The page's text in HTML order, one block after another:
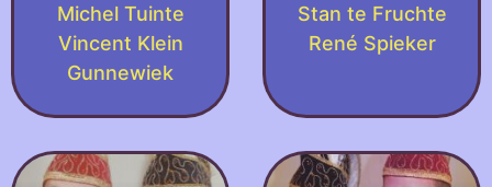
Michel Tuinte
Vincent Klein
Gunnewiek
Stan te Fruchte
René Spieker